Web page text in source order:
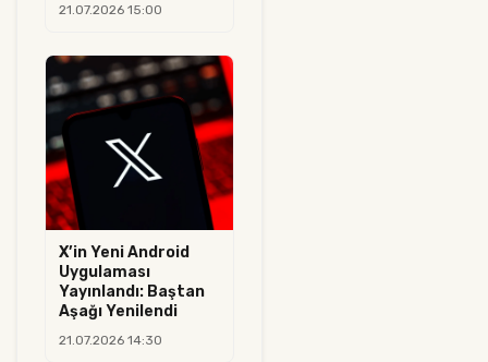
21.07.2026 15:00
X’in Yeni Android
Uygulaması
Yayınlandı: Baştan
Aşağı Yenilendi
21.07.2026 14:30